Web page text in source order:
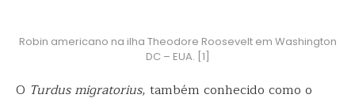
Robin americano na ilha Theodore Roosevelt em Washington
DC – EUA. [1]
O Turdus migratorius, também conhecido como o